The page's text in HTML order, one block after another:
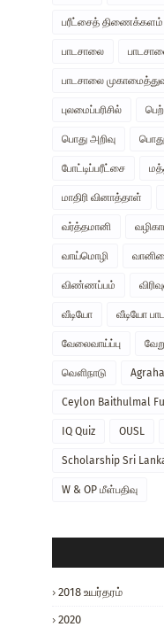
பரீட்சைத் திணைக்களம்
பாடசாலை
பாடசாலை
புலமைப்பரிசில்
பொது அறிவு
போட்டிப்பரீட்சை
மாதிரி வினாத்தாள்
வர்த்தமானி
வாய்மொழி
விண்ணப்பம்
வீடியோ வீடியோ
வேலைவாய்ப்பு
வௌிநாடு
Ceylon Baithulmal
IQ Quiz OUSL
Scholarship Sri
W & OP மீள்பதிவு
2018 உயர்தரம்
2020